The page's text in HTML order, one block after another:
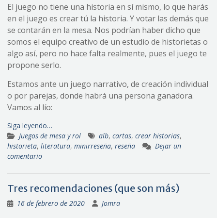
El juego no tiene una historia en sí mismo, lo que harás
en el juego es crear tú la historia. Y votar las demás que
se contarán en la mesa. Nos podrían haber dicho que
somos el equipo creativo de un estudio de historietas o
algo así, pero no hace falta realmente, pues el juego te
propone serlo.
Estamos ante un juego narrativo, de creación individual
o por parejas, donde habrá una persona ganadora.
Vamos al lío:
Siga leyendo…
Juegos de mesa y rol
alb, cartas, crear historias,
historieta, literatura, minirreseña, reseña
Dejar un
comentario
Tres recomendaciones (que son más)
16 de febrero de 2020 Jomra